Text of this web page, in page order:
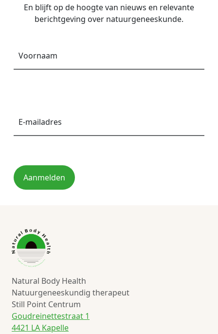
En blijft op de hoogte van nieuws en relevante
berichtgeving over natuurgeneeskunde.
Aanmelden
Natural Body Health
Natuurgeneeskundig therapeut
Still Point Centrum
Goudreinettestraat 1
4421 LA Kapelle